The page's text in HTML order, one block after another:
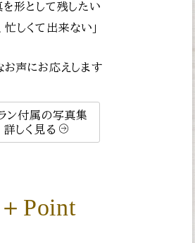
を形として残したい
忙しくて出来ない」
お声にお応えします
ン付属の写真集
詳しく見る
＋Point